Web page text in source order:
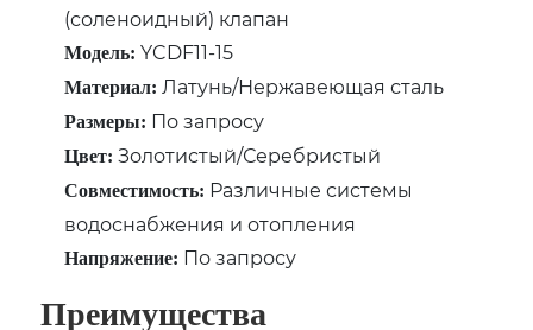
(соленоидный) клапан
Модель: YCDF11-15
Материал: Латунь/Нержавеющая сталь
Размеры: По запросу
Цвет: Золотистый/Серебристый
Совместимость: Различные системы
водоснабжения и отопления
Напряжение: По запросу
Преимущества